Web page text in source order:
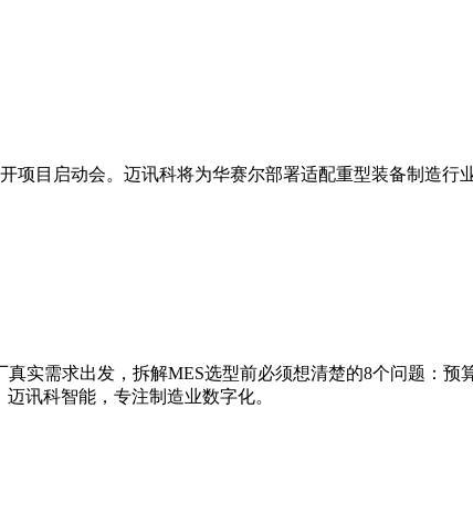
项目启动会。迈讯科将为华赛尔部署适配重型装备制造行
实需求出发，拆解MES选型前必须想清楚的8个问题：预
讯科智能，专注制造业数字化。